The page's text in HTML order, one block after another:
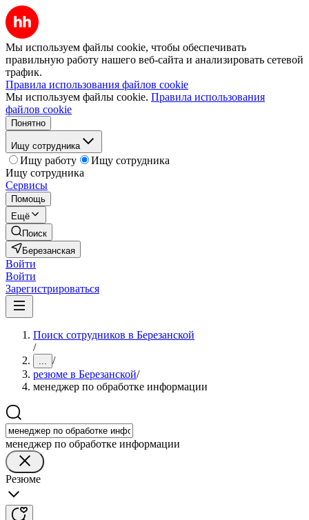
Мы используем файлы cookie, чтобы обеспечивать
правильную работу нашего веб-сайта и анализировать сетевой
трафик.
Правила использования файлов cookie
Мы используем файлы cookie. Правила использования
файлов cookie
Понятно
Ищу сотрудника
Ищу работу
Ищу сотрудника
Ищу сотрудника
Сервисы
Помощь
Ещё
Поиск
Березанская
Войти
Войти
Зарегистрироваться
Поиск сотрудников в Березанской
/
... /
резюме в Березанской/
менеджер по обработке информации
менеджер по обработке информации
Резюме